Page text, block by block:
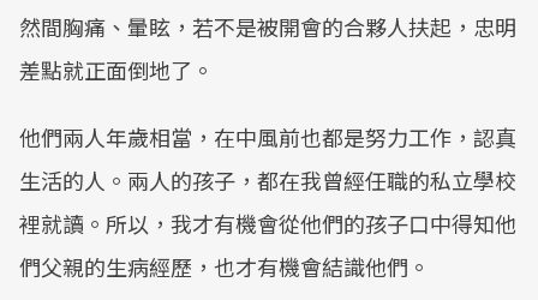
然間胸痛、暈眩，若不是被開會的合夥人扶起，忠明
差點就正面倒地了。
他們兩人年歲相當，在中風前也都是努力工作，認真
生活的人。兩人的孩子，都在我曾經任職的私立學校
裡就讀。所以，我才有機會從他們的孩子口中得知他
們父親的生病經歷，也才有機會結識他們。